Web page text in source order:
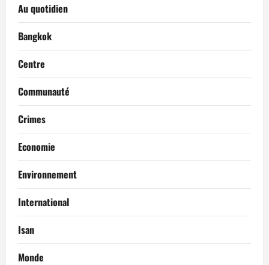
Au quotidien
Bangkok
Centre
Communauté
Crimes
Economie
Environnement
International
Isan
Monde